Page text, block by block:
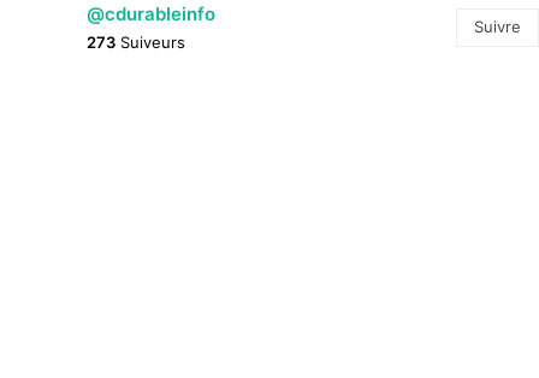
@cdurableinfo
273 Suiveurs
Suivre